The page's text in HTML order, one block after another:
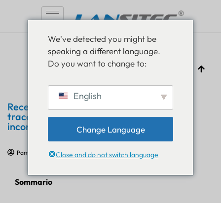
Recensione di UWB Anchor: il
tracciamento indoor di precisione
incontra LoRaWAN
Pam Luthra 10 gennaio 2025 Recensione del prodotto
Sommario
We've detected you might be
speaking a different language.
Do you want to change to:
English
Change Language
Close and do not switch language